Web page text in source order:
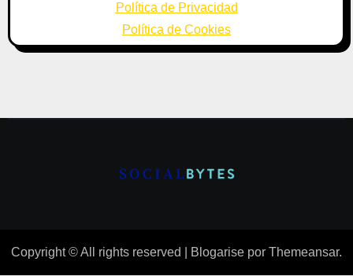
Política de Privacidad
Política de Cookies
Copyright © All rights reserved Blogarise por Themeansar.